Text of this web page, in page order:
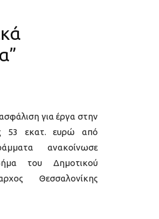
για έργα στην
53 εκατ. ευρώ από
ανακοίνωσε
του Δημοτικού
Θεσσαλονίκης